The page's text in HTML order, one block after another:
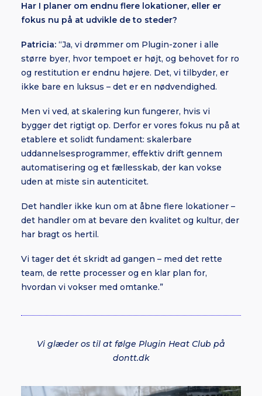
Har I planer om endnu flere lokationer, eller er
fokus nu på at udvikle de to steder?
Patricia: “Ja, vi drømmer om Plugin-zoner i alle
større byer, hvor tempoet er højt, og behovet for ro
og restitution er endnu højere. Det, vi tilbyder, er
ikke bare en luksus – det er en nødvendighed.
Men vi ved, at skalering kun fungerer, hvis vi
bygger det rigtigt op. Derfor er vores fokus nu på at
etablere et solidt fundament: skalerbare
uddannelsesprogrammer, effektiv drift gennem
automatisering og et fællesskab, der kan vokse
uden at miste sin autenticitet.
Det handler ikke kun om at åbne flere lokationer –
det handler om at bevare den kvalitet og kultur, der
har bragt os hertil.
Vi tager det ét skridt ad gangen – med det rette
team, de rette processer og en klar plan for,
hvordan vi vokser med omtanke.”
Vi glæder os til at følge Plugin Heat Club på
dontt.dk